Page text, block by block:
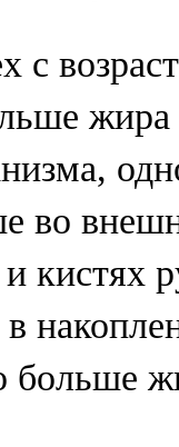
с
во
кистях
в
больше